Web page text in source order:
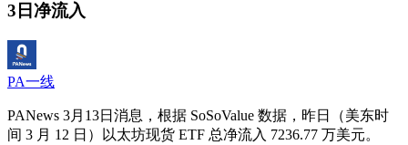
3日净流入
PA一线
PANews 3月13日消息，根据 SoSoValue 数据，昨日（美东时
间 3 月 12 日）以太坊现货 ETF 总净流入 7236.77 万美元。